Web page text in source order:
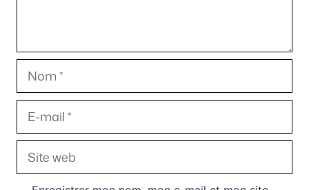
Nom
E-
mail
Site
web